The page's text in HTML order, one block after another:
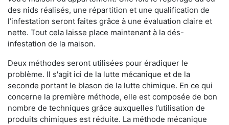
des nids réalisés, une répartition et une qualification de
l’infestation seront faites grâce à une évaluation claire et
nette. Tout cela laisse place maintenant à la dés-
infestation de la maison.
Deux méthodes seront utilisées pour éradiquer le
problème. Il s'agit ici de la lutte mécanique et de la
seconde portant le blason de la lutte chimique. En ce qui
concerne la première méthode, elle est composée de bon
nombre de techniques grâce auxquelles l’utilisation de
produits chimiques est réduite. La méthode mécanique